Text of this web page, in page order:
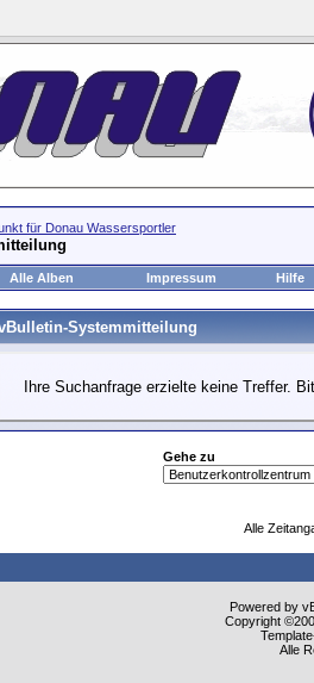
für Donau Wassersportler
Alle Alben Impressum Hilfe
Systemmitteilung
Ihre Suchanfrage erzielte keine Treffer.
Gehe zu
Alle
Powered by
Copyright
Alle